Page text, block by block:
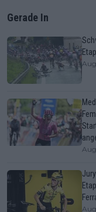
Gerade In